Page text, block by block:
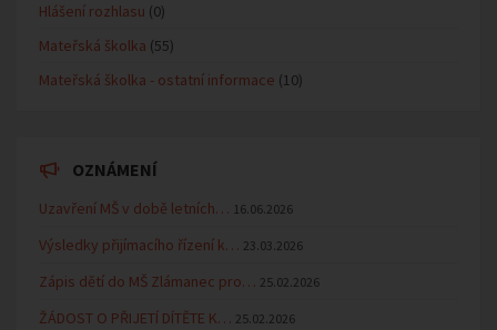
Hlášení rozhlasu (0)
Mateřská školka (55)
Mateřská školka - ostatní informace (10)
OZNÁMENÍ
Uzavření MŠ v době letních… 16.06.2026
Výsledky přijímacího řízení k… 23.03.2026
Zápis dětí do MŠ Zlámanec pro… 25.02.2026
ŽÁDOST O PŘIJETÍ DÍTĚTE K… 25.02.2026